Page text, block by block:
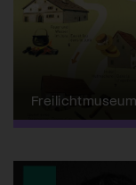
+ Ästhetik
Forum